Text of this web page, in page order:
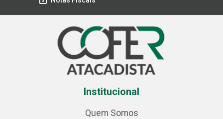
Institucional
Quem Somos